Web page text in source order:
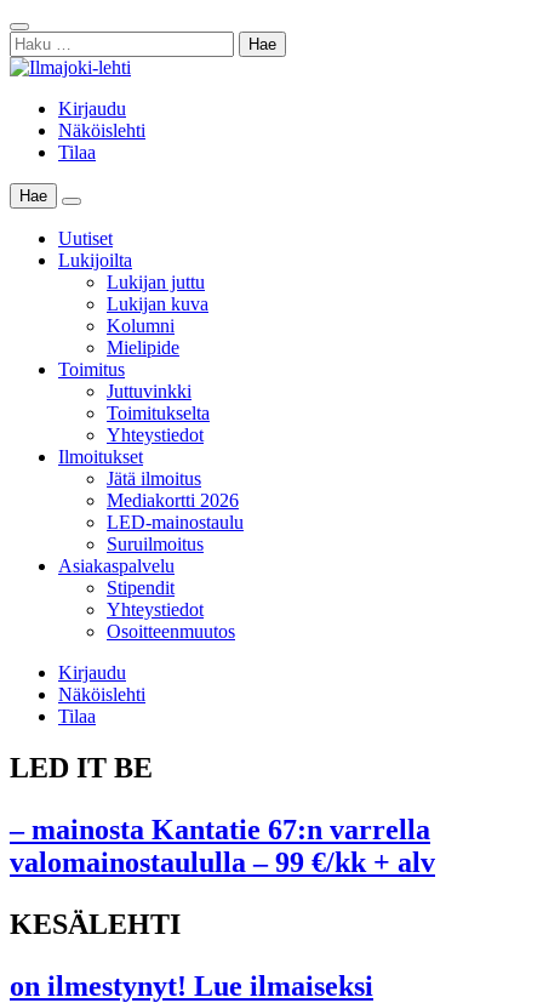
Skip
to
content
Sulje
haku
Haku:
Kirjaudu
Näköislehti
Tilaa
Hae
Main
Menu
Uutiset
Lukijoilta
Lukijan juttu
Lukijan kuva
Kolumni
Mielipide
Toimitus
Juttuvinkki
Toimitukselta
Yhteystiedot
Ilmoitukset
Jätä ilmoitus
Mediakortti 2026
LED-mainostaulu
Suruilmoitus
Asiakaspalvelu
Stipendit
Yhteystiedot
Osoitteenmuutos
Kirjaudu
Näköislehti
Tilaa
LED IT BE
– mainosta Kantatie 67:n varrella
valomainostaululla – 99 €/kk + alv
KESÄLEHTI
on ilmestynyt! Lue ilmaiseksi